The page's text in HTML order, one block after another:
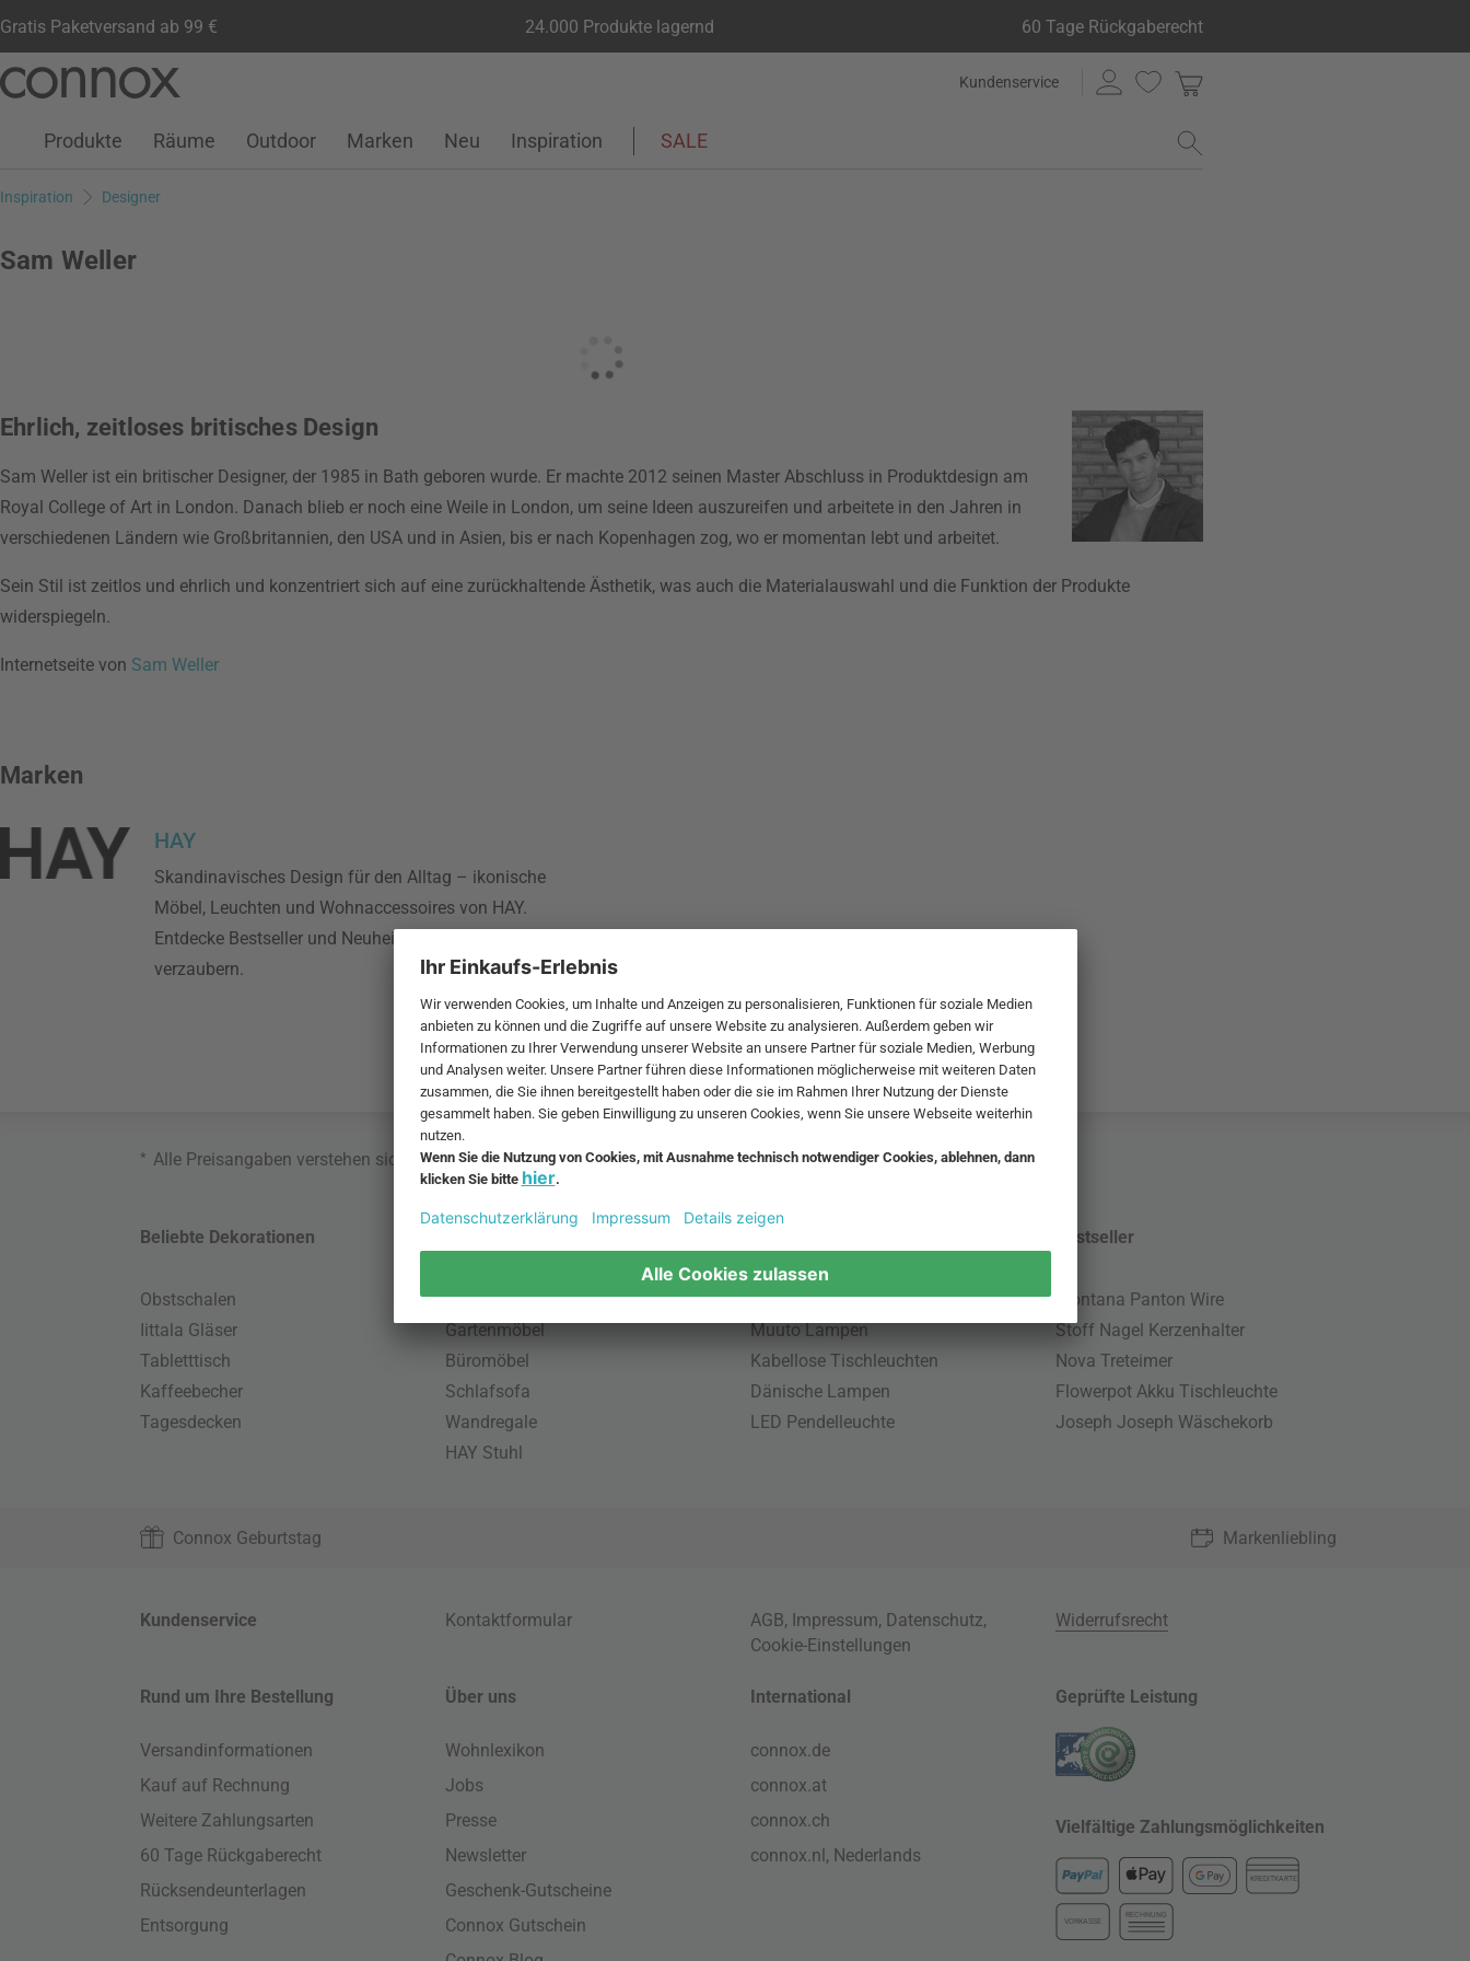
Gratis Paketversand ab 99 € 24.000 Produkte lagernd 60 Tage Rückgaberecht
Seiteninhalt
Suchfeld
Kundenservice
Kundenkonto
Wunschliste
Warenkorb
Produkte Räume Outdoor Marken Neu Inspiration SALE
Inspiration Designer
Sam Weller
Ehrlich, zeitloses britisches Design
Sam Weller ist ein britischer Designer, der 1985 in Bath geboren wurde. Er machte 2012 seinen Master Abschluss in Produktdesign am
Royal College of Art in London. Danach blieb er noch eine Weile in London, um seine Ideen auszureifen und arbeitete in den Jahren in
verschiedenen Ländern wie Großbritannien, den USA und in Asien, bis er nach Kopenhagen zog, wo er momentan lebt und arbeitet.
Sein Stil ist zeitlos und ehrlich und konzentriert sich auf eine zurückhaltende Ästhetik, was auch die Materialauswahl und die Funktion der Produkte
widerspiegeln.
Internetseite von Sam Weller
Marken
HAY
Skandinavisches Design für den Alltag – ikonische
Möbel, Leuchten und Wohnaccessoires von HAY.
Entdecke Bestseller und Neuheiten, um dein Zuhause zu
verzaubern.
* Alle Preisangaben verstehen sich inklusive MwSt. und zzgl.Versandkosten.
Beliebte Dekorationen
Obstschalen
Iittala Gläser
Tabletttisch
Kaffeebecher
Tagesdecken
Skandinavische Möbel
Gartenmöbel
Büromöbel
Schlafsofa
Wandregale
HAY Stuhl
Pendellampe für Außen
Muuto Lampen
Kabellose Tischleuchten
Dänische Lampen
LED Pendelleuchte
Bestseller
Montana Panton Wire
Stoff Nagel Kerzenhalter
Nova Treteimer
Flowerpot Akku Tischleuchte
Joseph Joseph Wäschekorb
Connox Geburtstag Markenliebling
Kundenservice Kontaktformular AGB, Impressum, Datenschutz,
Cookie-Einstellungen
Widerrufsrecht
Rund um Ihre Bestellung
Versandinformationen
Kauf auf Rechnung
Weitere Zahlungsarten
60 Tage Rückgaberecht
Rücksendeunterlagen
Entsorgung
Über uns
Wohnlexikon
Jobs
Presse
Newsletter
Geschenk-Gutscheine
Connox Gutschein
International
connox.de
connox.at
connox.ch
connox.nl, Nederlands
Geprüfte Leistung
Vielfältige Zahlungsmöglichkeiten
KREDITKARTE
VORKASSE
RECHNUNG